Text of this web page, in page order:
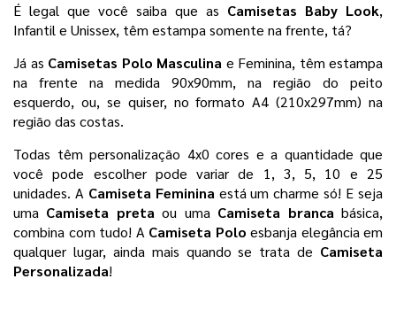
É legal que você saiba que as Camisetas Baby Look,
Infantil e Unissex, têm estampa somente na frente, tá?
Já as Camisetas Polo Masculina e Feminina, têm estampa
na frente na medida 90x90mm, na região do peito
esquerdo, ou, se quiser, no formato A4 (210x297mm) na
região das costas.
Todas têm personalização 4x0 cores e a quantidade que
você pode escolher pode variar de 1, 3, 5, 10 e 25
unidades. A Camiseta Feminina está um charme só! E seja
uma Camiseta preta ou uma Camiseta branca básica,
combina com tudo! A Camiseta Polo esbanja elegância em
qualquer lugar, ainda mais quando se trata de Camiseta
Personalizada!